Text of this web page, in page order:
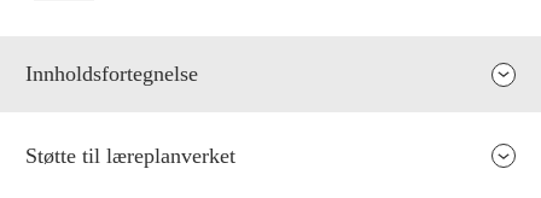
Innholdsfortegnelse
Støtte til læreplanverket